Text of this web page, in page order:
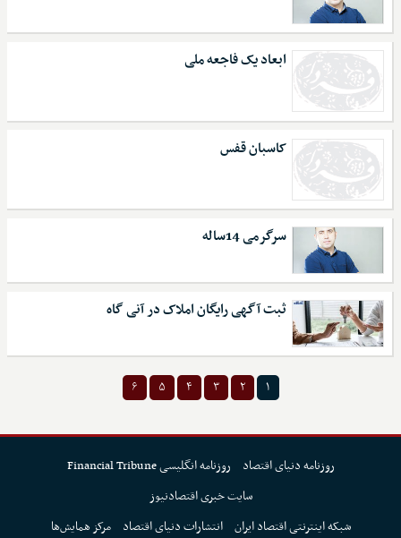
ابعاد یک فاجعه ملی
کاسبان قفس
سرگرمی 14ساله
ثبت آگهی رایگان املاک در آنی گاه
۱ ۲ ۳ ۴ ۵ ۶
روزنامه دنیای اقتصاد
روزنامه انگلیسی Financial Tribune
سایت خبری اقتصادنیوز
شبکه اینترنتی اقتصاد ایران انتشارات دنیای اقتصاد مرکز همایش‌ها